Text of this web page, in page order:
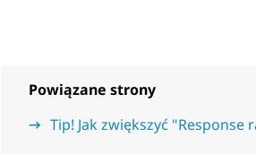
Powiązane strony
Tip! Jak zwiększyć "Response